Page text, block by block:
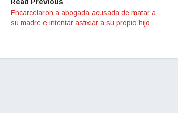
Encarcelaron a abogada acusada de matar a
su madre e intentar asfixiar a su propio hijo